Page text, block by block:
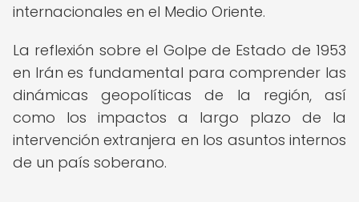
internacionales en el Medio Oriente.
La reflexión sobre el Golpe de Estado de 1953
en Irán es fundamental para comprender las
dinámicas geopolíticas de la región, así
como los impactos a largo plazo de la
intervención extranjera en los asuntos internos
de un país soberano.